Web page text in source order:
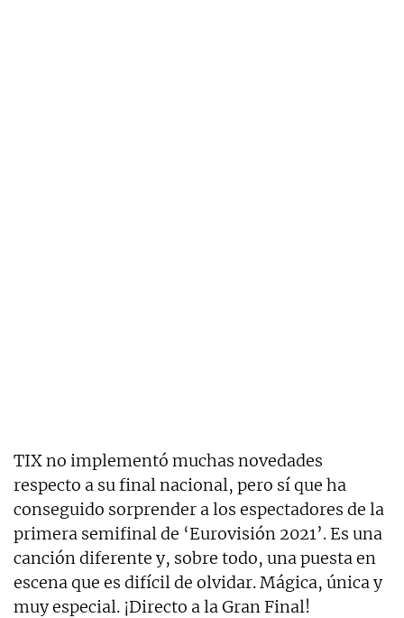
TIX no implementó muchas novedades
respecto a su final nacional, pero sí que ha
conseguido sorprender a los espectadores de la
primera semifinal de ‘Eurovisión 2021’. Es una
canción diferente y, sobre todo, una puesta en
escena que es difícil de olvidar. Mágica, única y
muy especial. ¡Directo a la Gran Final!